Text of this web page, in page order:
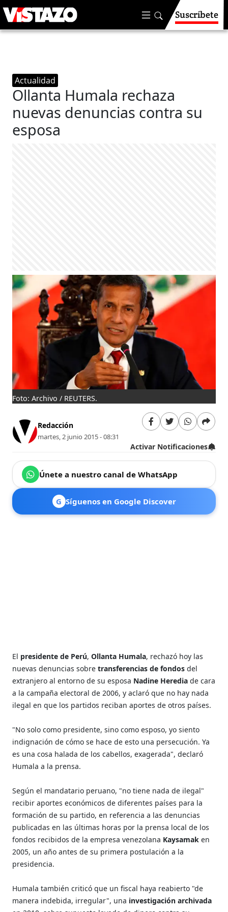
Suscríbete
Actualidad
Ollanta Humala rechaza
nuevas denuncias contra su
esposa
Foto: Archivo / REUTERS.
Redacción
martes, 2 junio 2015 - 08:31
Activar Notificaciones
Únete a nuestro canal de WhatsApp
G Síguenos en Google Discover
El presidente de Perú,Ollanta Humala, rechazó hoy las
nuevas denuncias sobretransferencias de fondos del
extranjero al entorno de su esposa Nadine Herediade cara
a la campaña electoral de 2006, y aclaró que no hay nada
ilegal en que los partidos reciban aportes de otros países.
"No solo como presidente, sino como esposo, yo siento
indignación de cómo se hace de esto una persecución. Ya
es una cosa halada de los cabellos, exagerada", declaró
Humala a la prensa.
Según el mandatario peruano, "no tiene nada de ilegal"
recibir aportes económicos de diferentes países para la
formación de su partido, en referencia a las denuncias
publicadas en las últimas horas por la prensa local de los
fondos recibidos de la empresa venezolana Kaysamak en
2005, un año antes de su primera postulación a la
presidencia.
Humala también criticó que un fiscal haya reabierto "de
manera indebida, irregular", una investigación archivada